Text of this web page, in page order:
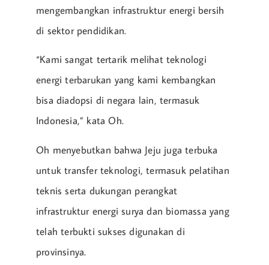
mengembangkan infrastruktur energi bersih
di sektor pendidikan.
“Kami sangat tertarik melihat teknologi
energi terbarukan yang kami kembangkan
bisa diadopsi di negara lain, termasuk
Indonesia,” kata Oh.
Oh menyebutkan bahwa Jeju juga terbuka
untuk transfer teknologi, termasuk pelatihan
teknis serta dukungan perangkat
infrastruktur energi surya dan biomassa yang
telah terbukti sukses digunakan di
provinsinya.